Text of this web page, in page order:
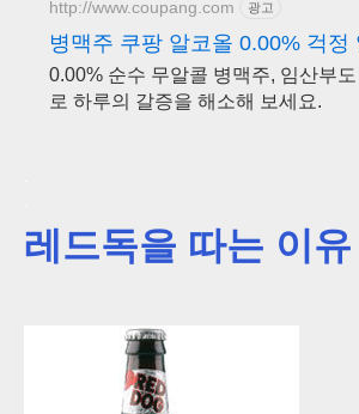
http://www.coupang.com 광고
병맥주 쿠팡 알코올 0.00% 걱정
0.00% 순수 무알콜 병맥주, 임산부
로 하루의 갈증을 해소해 보세요.
레드독을 따는 이유